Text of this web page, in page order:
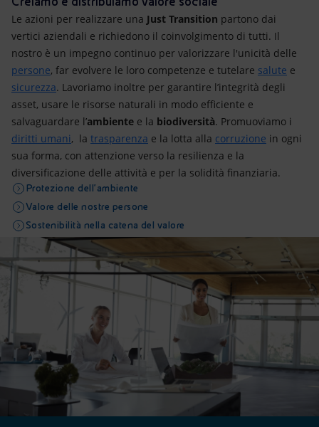
Le azioni per realizzare una Just Transition partono dai
vertici aziendali e richiedono il coinvolgimento di tutti. Il
nostro è un impegno continuo per valorizzare l'unicità delle
persone, far evolvere le loro competenze e tutelare salute e
sicurezza. Lavoriamo inoltre per garantire l’integrità degli
asset, usare le risorse naturali in modo efficiente e
salvaguardare l’ambiente e la biodiversità. Promuoviamo i
diritti umani, la trasparenza e la lotta alla corruzione in ogni
sua forma, con attenzione verso la resilienza e la
diversificazione delle attività e per la solidità finanziaria.
Protezione dell’ambiente
Valore delle nostre persone
Sostenibilità nella catena del valore